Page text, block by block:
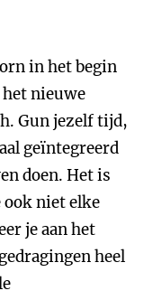
in het begin
nieuwe
Gun jezelf tijd,
geïntegreerd
doen. Het is
ook niet elke
je aan het
heel